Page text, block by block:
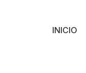
INICIO